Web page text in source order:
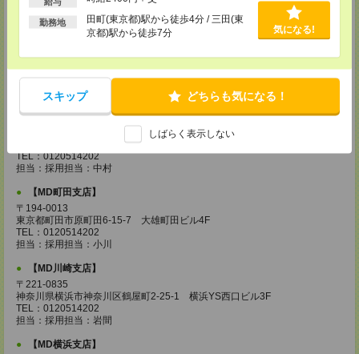
勤務地
田町(東京都)駅から徒歩4分 / 三田(東
京都)駅から徒歩7分
気になる!
スキップ どちらも気になる！
しばらく表示しない
TEL：0120514202
担当：採用担当：西川
【MD城南支店】
〒163-0630
東京都新宿区西新宿1-25-1 新宿センタービル30F
TEL：0120514202
担当：採用担当：三浦
【MD立川支店】
東京都立川市柴崎町3-10-5 大雅ビル4F
TEL：0120514202
担当：採用担当：中村
【MD町田支店】
〒194-0013
東京都町田市原町田6-15-7 大雄町田ビル4F
TEL：0120514202
担当：採用担当：小川
【MD川崎支店】
〒221-0835
神奈川県横浜市神奈川区鶴屋町2-25-1 横浜YS西口ビル3F
TEL：0120514202
担当：採用担当：岩間
【MD横浜支店】